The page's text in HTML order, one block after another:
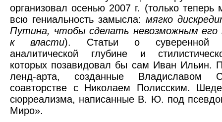
организовал осенью 2007 г. (только
всю гениальность замысла: мягко
Путина, чтобы сделать невозможным его
к власти). Статьи о суверенной
аналитической глубине и
которых позавидовал бы сам Иван Ильин.
ленд-арта, созданные Владиславом
соавторстве с Николаем Полисским.
сюрреализма, написанные В. Ю. под
Миро».